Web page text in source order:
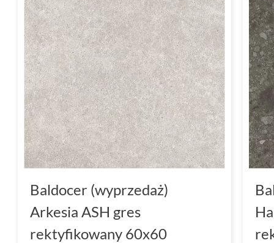
Baldocer (wyprzedaż)
Arkesia ASH gres
rektyfikowany 60x60